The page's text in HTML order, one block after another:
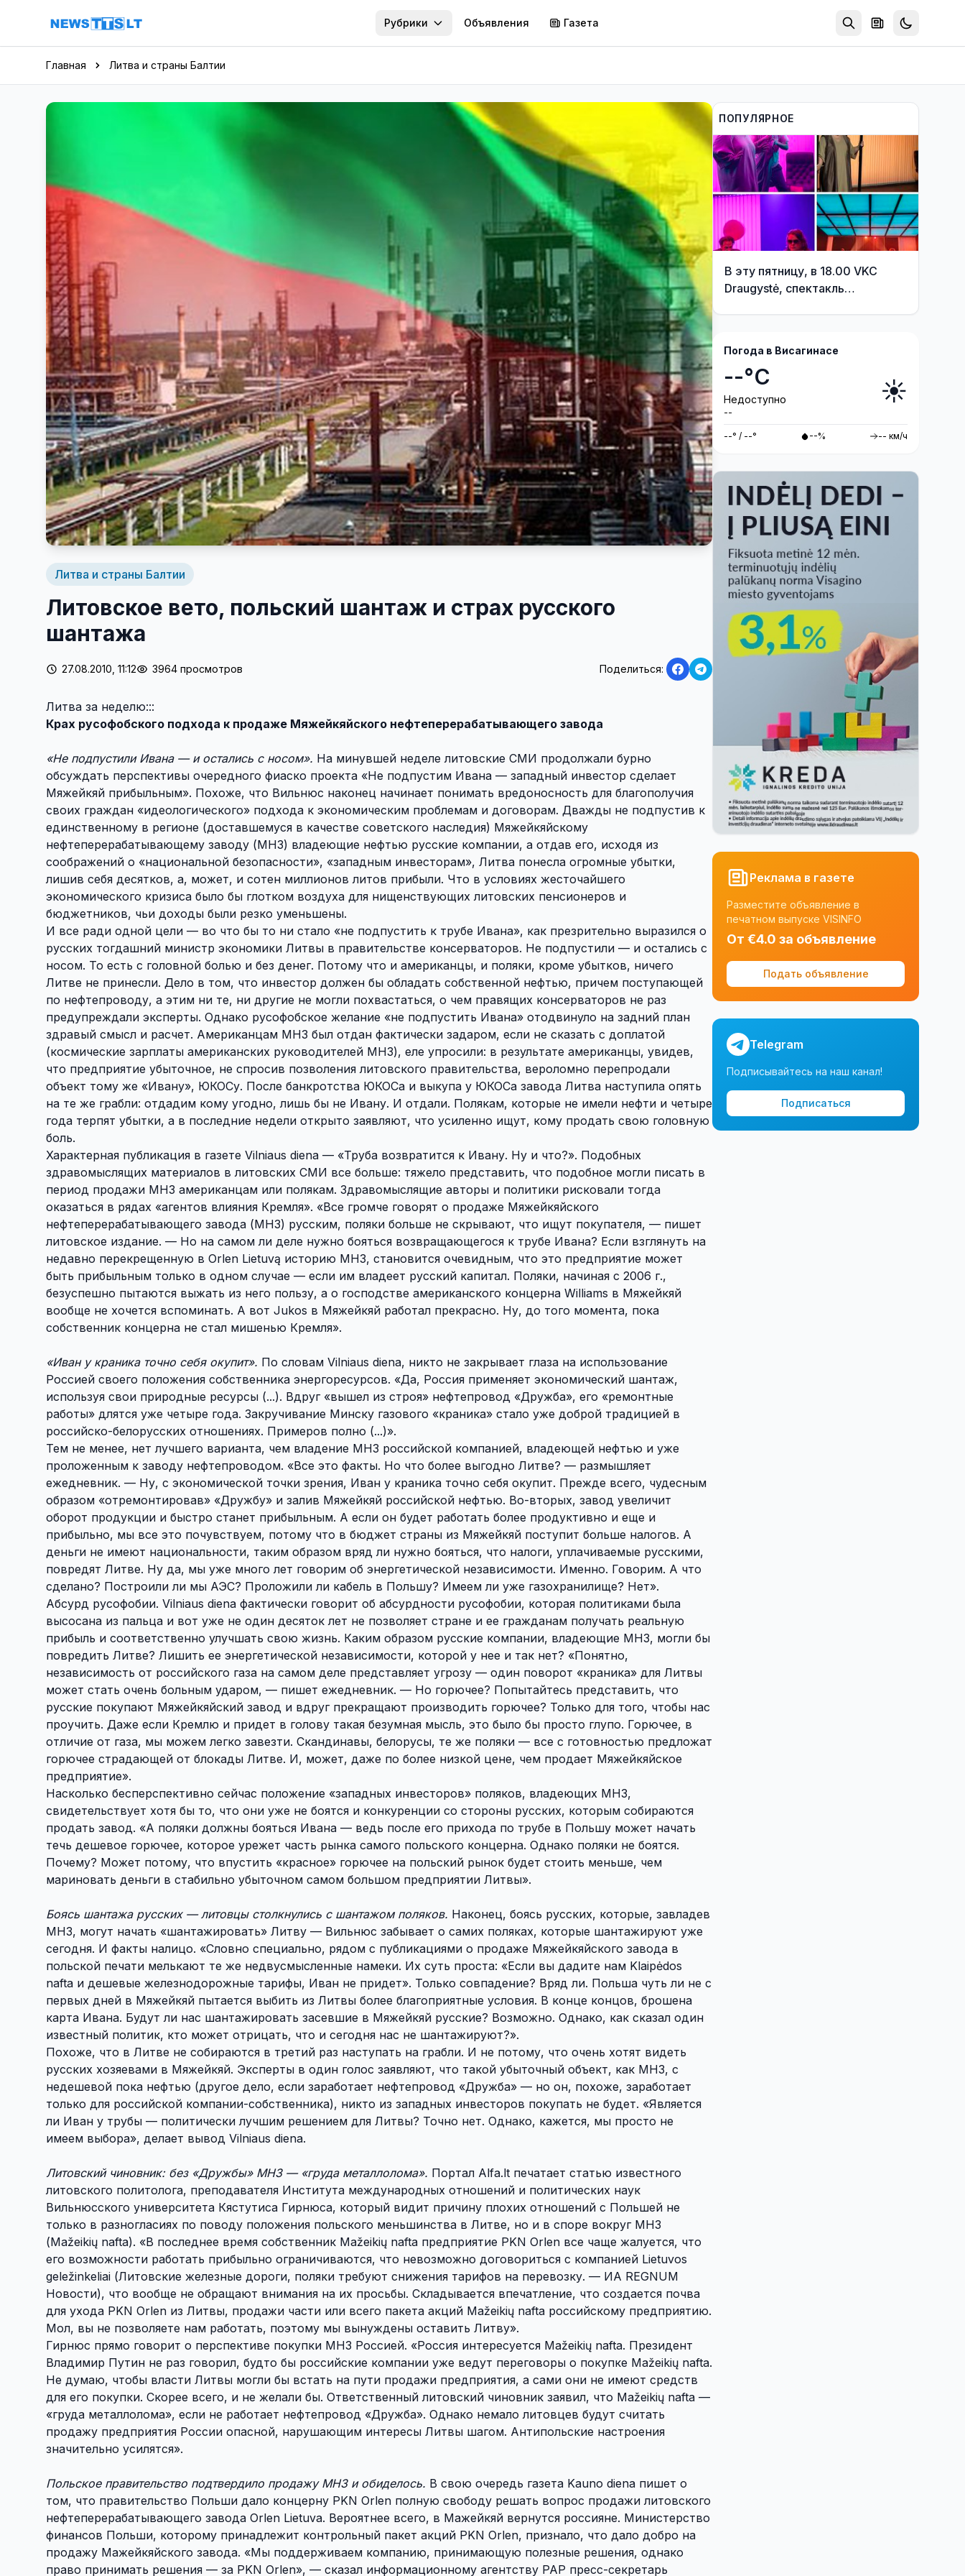
Перейти к содержимому
Рубрики Объявления Газета
Главная Литва и страны Балтии
Литва и страны Балтии
Литовское вето, польский шантаж и страх русского
шантажа
27.08.2010, 11:12 3964 просмотров Поделиться:
Литва за неделю:::
Крах русофобского подхода к продаже Мяжейкяйского нефтеперерабатывающего завода
«Не подпустили Ивана — и остались с носом». На минувшей неделе литовские СМИ продолжали бурно
обсуждать перспективы очередного фиаско проекта «Не подпустим Ивана — западный инвестор сделает
Мяжейкяй прибыльным». Похоже, что Вильнюс наконец начинает понимать вредоносность для благополучия
своих граждан «идеологического» подхода к экономическим проблемам и договорам. Дважды не подпустив к
единственному в регионе (доставшемуся в качестве советского наследия) Мяжейкяйскому
нефтеперерабатывающему заводу (МНЗ) владеющие нефтью русские компании, а отдав его, исходя из
соображений о «национальной безопасности», «западным инвесторам», Литва понесла огромные убытки,
лишив себя десятков, а, может, и сотен миллионов литов прибыли. Что в условиях жесточайшего
экономического кризиса было бы глотком воздуха для нищенствующих литовских пенсионеров и
бюджетников, чьи доходы были резко уменьшены.
И все ради одной цели — во что бы то ни стало «не подпустить к трубе Ивана», как презрительно выразился о
русских тогдашний министр экономики Литвы в правительстве консерваторов. Не подпустили — и остались с
носом. То есть с головной болью и без денег. Потому что и американцы, и поляки, кроме убытков, ничего
Литве не принесли. Дело в том, что инвестор должен бы обладать собственной нефтью, причем поступающей
по нефтепроводу, а этим ни те, ни другие не могли похвастаться, о чем правящих консерваторов не раз
предупреждали эксперты. Однако русофобское желание «не подпустить Ивана» отодвинуло на задний план
здравый смысл и расчет. Американцам МНЗ был отдан фактически задаром, если не сказать с доплатой
(космические зарплаты американских руководителей МНЗ), еле упросили: в результате американцы, увидев,
что предприятие убыточное, не спросив позволения литовского правительства, вероломно перепродали
объект тому же «Ивану», ЮКОСу. После банкротства ЮКОСа и выкупа у ЮКОСа завода Литва наступила опять
на те же грабли: отдадим кому угодно, лишь бы не Ивану. И отдали. Полякам, которые не имели нефти и четыре
года терпят убытки, а в последние недели открыто заявляют, что усиленно ищут, кому продать свою головную
боль.
Характерная публикация в газете Vilniaus diena — «Труба возвратится к Ивану. Ну и что?». Подобных
здравомыслящих материалов в литовских СМИ все больше: тяжело представить, что подобное могли писать в
период продажи МНЗ американцам или полякам. Здравомыслящие авторы и политики рисковали тогда
оказаться в рядах «агентов влияния Кремля». «Все громче говорят о продаже Мяжейкяйского
нефтеперерабатывающего завода (МНЗ) русским, поляки больше не скрывают, что ищут покупателя, — пишет
литовское издание. — Но на самом ли деле нужно бояться возвращающегося к трубе Ивана? Если взглянуть на
недавно перекрещенную в Orlen Lietuvą историю МНЗ, становится очевидным, что это предприятие может
быть прибыльным только в одном случае — если им владеет русский капитал. Поляки, начиная с 2006 г.,
безуспешно пытаются выжать из него пользу, а о господстве американского концерна Williams в Мяжейкяй
вообще не хочется вспоминать. А вот Jukos в Мяжейкяй работал прекрасно. Ну, до того момента, пока
собственник концерна не стал мишенью Кремля».
«Иван у краника точно себя окупит». По словам Vilniaus diena, никто не закрывает глаза на использование
Россией своего положения собственника энергоресурсов. «Да, Россия применяет экономический шантаж,
используя свои природные ресурсы (...). Вдруг «вышел из строя» нефтепровод «Дружба», его «ремонтные
работы» длятся уже четыре года. Закручивание Минску газового «краника» стало уже доброй традицией в
российско-белорусских отношениях. Примеров полно (...)».
Тем не менее, нет лучшего варианта, чем владение МНЗ российской компанией, владеющей нефтью и уже
проложенным к заводу нефтепроводом. «Все это факты. Но что более выгодно Литве? — размышляет
ежедневник. — Ну, с экономической точки зрения, Иван у краника точно себя окупит. Прежде всего, чудесным
образом «отремонтировав» «Дружбу» и залив Мяжейкяй российской нефтью. Во-вторых, завод увеличит
оборот продукции и быстро станет прибыльным. А если он будет работать более продуктивно и еще и
прибыльно, мы все это почувствуем, потому что в бюджет страны из Мяжейкяй поступит больше налогов. А
деньги не имеют национальности, таким образом вряд ли нужно бояться, что налоги, уплачиваемые русскими,
повредят Литве. Ну да, мы уже много лет говорим об энергетической независимости. Именно. Говорим. А что
сделано? Построили ли мы АЭС? Проложили ли кабель в Польшу? Имеем ли уже газохранилище? Нет».
Абсурд русофобии. Vilniaus diena фактически говорит об абсурдности русофобии, которая политиками была
высосана из пальца и вот уже не один десяток лет не позволяет стране и ее гражданам получать реальную
прибыль и соответственно улучшать свою жизнь. Каким образом русские компании, владеющие МНЗ, могли бы
повредить Литве? Лишить ее энергетической независимости, которой у нее и так нет? «Понятно,
независимость от российского газа на самом деле представляет угрозу — один поворот «краника» для Литвы
может стать очень больным ударом, — пишет ежедневник. — Но горючее? Попытайтесь представить, что
русские покупают Мяжейкяйский завод и вдруг прекращают производить горючее? Только для того, чтобы нас
проучить. Даже если Кремлю и придет в голову такая безумная мысль, это было бы просто глупо. Горючее, в
отличие от газа, мы можем легко завезти. Скандинавы, белорусы, те же поляки — все с готовностью предложат
горючее страдающей от блокады Литве. И, может, даже по более низкой цене, чем продает Мяжейкяйское
предприятие».
Насколько бесперспективно сейчас положение «западных инвесторов» поляков, владеющих МНЗ,
свидетельствует хотя бы то, что они уже не боятся и конкуренции со стороны русских, которым собираются
продать завод. «А поляки должны бояться Ивана — ведь после его прихода по трубе в Польшу может начать
течь дешевое горючее, которое урежет часть рынка самого польского концерна. Однако поляки не боятся.
Почему? Может потому, что впустить «красное» горючее на польский рынок будет стоить меньше, чем
мариновать деньги в стабильно убыточном самом большом предприятии Литвы».
Боясь шантажа русских — литовцы столкнулись с шантажом поляков. Наконец, боясь русских, которые, завладев
МНЗ, могут начать «шантажировать» Литву — Вильнюс забывает о самих поляках, которые шантажируют уже
сегодня. И факты налицо. «Словно специально, рядом с публикациями о продаже Мяжейкяйского завода в
польской печати мелькают те же недвусмысленные намеки. Их суть проста: «Если вы дадите нам Klaipėdos
naftа и дешевые железнодорожные тарифы, Иван не придет». Только совпадение? Вряд ли. Польша чуть ли не с
первых дней в Мяжейкяй пытается выбить из Литвы более благоприятные условия. В конце концов, брошена
карта Ивана. Будут ли нас шантажировать засевшие в Мяжейкяй русские? Возможно. Однако, как сказал один
известный политик, кто может отрицать, что и сегодня нас не шантажируют?».
Похоже, что в Литве не собираются в третий раз наступать на грабли. И не потому, что очень хотят видеть
русских хозяевами в Мяжейкяй. Эксперты в один голос заявляют, что такой убыточный объект, как МНЗ, с
недешевой пока нефтью (другое дело, если заработает нефтепровод «Дружба» — но он, похоже, заработает
только для российской компании-собственника), никто из западных инвесторов покупать не будет. «Является
ли Иван у трубы — политически лучшим решением для Литвы? Точно нет. Однако, кажется, мы просто не
имеем выбора», делает вывод Vilniaus diena.
Литовский чиновник: без «Дружбы» МНЗ — «груда металлолома». Портал Alfa.lt печатает статью известного
литовского политолога, преподавателя Института международных отношений и политических наук
Вильнюсского университета Кястутиса Гирнюса, который видит причину плохих отношений с Польшей не
только в разногласиях по поводу положения польского меньшинства в Литве, но и в споре вокруг МНЗ
(Mažeikių nafta). «В последнее время собственник Mažeikių nafta предприятие PKN Orlen все чаще жалуется, что
его возможности работать прибыльно ограничиваются, что невозможно договориться с компанией Lietuvos
geležinkeliai (Литовские железные дороги, поляки требуют снижения тарифов на перевозку. — ИА REGNUM
Новости), что вообще не обращают внимания на их просьбы. Складывается впечатление, что создается почва
для ухода PKN Orlen из Литвы, продажи части или всего пакета акций Mažeikių nafta российскому предприятию.
Мол, вы не позволяете нам работать, поэтому мы вынуждены оставить Литву».
Гирнюс прямо говорит о перспективе покупки МНЗ Россией. «Россия интересуется Mažeikių nafta. Президент
Владимир Путин не раз говорил, будто бы российские компании уже ведут переговоры о покупке Mažeikių nafta.
Не думаю, чтобы власти Литвы могли бы встать на пути продажи предприятия, а сами они не имеют средств
для его покупки. Скорее всего, и не желали бы. Ответственный литовский чиновник заявил, что Mažeikių nafta —
«груда металлолома», если не работает нефтепровод «Дружба». Однако немало литовцев будут считать
продажу предприятия России опасной, нарушающим интересы Литвы шагом. Антипольские настроения
значительно усилятся».
Польское правительство подтвердило продажу МНЗ и обиделось. В свою очередь газета Kauno diena пишет о
том, что правительство Польши дало концерну PKN Orlen полную свободу решать вопрос продажи литовского
нефтеперерабатывающего завода Orlen Lietuva. Вероятнее всего, в Мажейкяй вернутся россияне. Министерство
финансов Польши, которому принадлежит контрольный пакет акций PKN Orlen, признало, что дало добро на
продажу Мажейкяйского завода. «Мы поддерживаем компанию, принимающую полезные решения, однако
право принимать решения — за PKN Orlen», — сказал информационному агентству РАР пресс-секретарь
ПОПУЛЯРНОЕ
В эту пятницу, в 18.00 VKC
Draugystė, спектакль
Погода в Висагинасе
--°C
Недоступно
--
☀️
--° / --° --% -- км/ч
Реклама в газете
Разместите объявление в
печатном выпуске VISINFO
От €4.0 за объявление
Подать объявление
Telegram
Подписывайтесь на наш канал!
Подписаться